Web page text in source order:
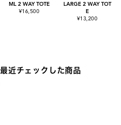
ML 2 WAY TOTE
¥16,500
LARGE 2 WAY TOT
E
¥13,200
最近チェックした商品